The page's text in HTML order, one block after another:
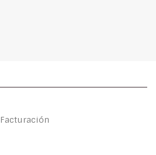
Facturación